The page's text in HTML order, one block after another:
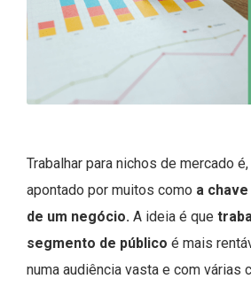
Trabalhar para nichos de mercado
apontado por muitos como a
de um negócio. A ideia é que
segmento de público é mais
numa audiência vasta e com várias